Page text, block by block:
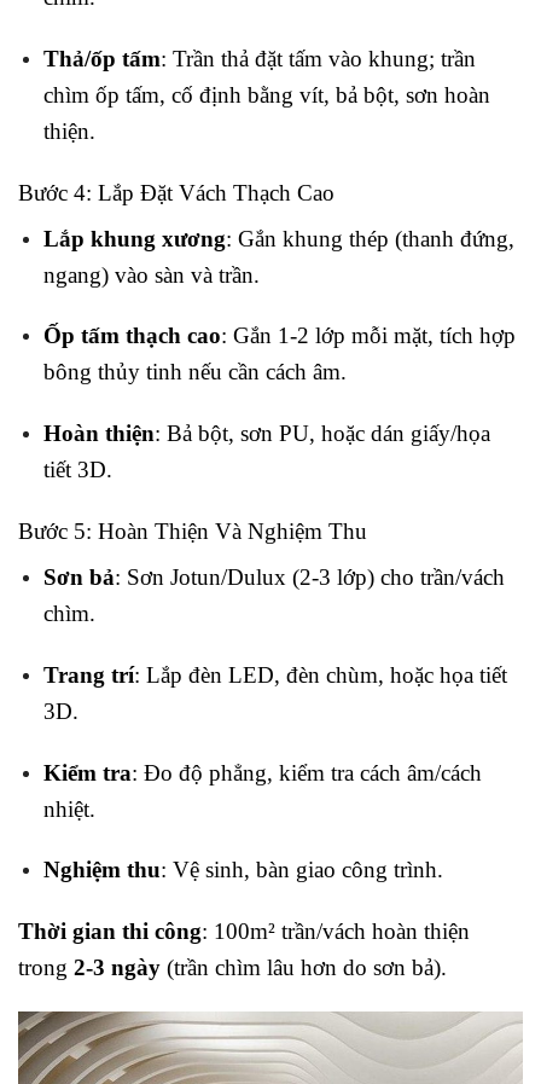
Thả/ốp tấm: Trần thả đặt tấm vào khung; trần
chìm ốp tấm, cố định bằng vít, bả bột, sơn hoàn
thiện.
Bước 4: Lắp Đặt Vách Thạch Cao
Lắp khung xương: Gắn khung thép (thanh đứng,
ngang) vào sàn và trần.
Ốp tấm thạch cao: Gắn 1-2 lớp mỗi mặt, tích hợp
bông thủy tinh nếu cần cách âm.
Hoàn thiện: Bả bột, sơn PU, hoặc dán giấy/họa
tiết 3D.
Bước 5: Hoàn Thiện Và Nghiệm Thu
Sơn bả: Sơn Jotun/Dulux (2-3 lớp) cho trần/vách
chìm.
Trang trí: Lắp đèn LED, đèn chùm, hoặc họa tiết
3D.
Kiểm tra: Đo độ phẳng, kiểm tra cách âm/cách
nhiệt.
Nghiệm thu: Vệ sinh, bàn giao công trình.
Thời gian thi công: 100m² trần/vách hoàn thiện
trong 2-3 ngày (trần chìm lâu hơn do sơn bả).